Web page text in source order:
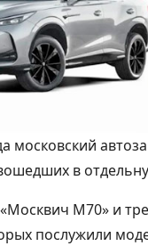
московский
в
М70» и
послужили